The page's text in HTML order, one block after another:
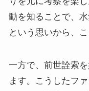
動を知ることで、
という思いから、
一方で、前世詮索
ます。こうしたフ